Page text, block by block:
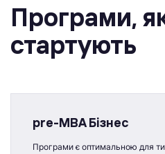
Програми,
стартують
pre-MBA Бізнес
Програми є оптимальною для